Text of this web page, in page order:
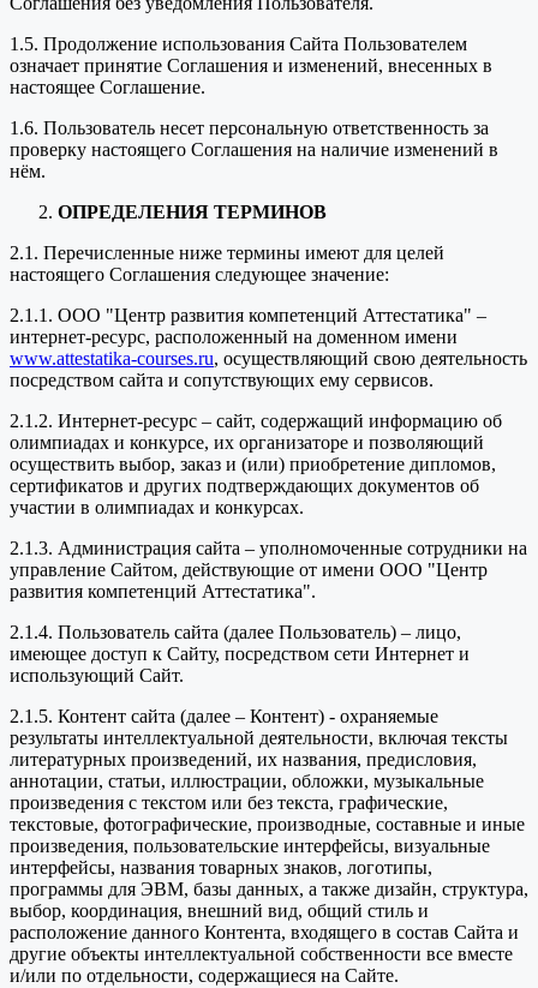
1.5. Продолжение использования Сайта Пользователем
означает принятие Соглашения и изменений, внесенных в
настоящее Соглашение.
1.6. Пользователь несет персональную ответственность за
проверку настоящего Соглашения на наличие изменений в
нём.
ОПРЕДЕЛЕНИЯ ТЕРМИНОВ
2.1. Перечисленные ниже термины имеют для целей
настоящего Соглашения следующее значение:
2.1.1. ООО "Центр развития компетенций Аттестатика" –
интернет-ресурс, расположенный на доменном имени
www.attestatika-courses.ru, осуществляющий свою деятельность
посредством сайта и сопутствующих ему сервисов.
2.1.2. Интернет-ресурс – сайт, содержащий информацию об
олимпиадах и конкурсе, их организаторе и позволяющий
осуществить выбор, заказ и (или) приобретение дипломов,
сертификатов и других подтверждающих документов об
участии в олимпиадах и конкурсах.
2.1.3. Администрация сайта – уполномоченные сотрудники на
управление Сайтом, действующие от имени ООО "Центр
развития компетенций Аттестатика".
2.1.4. Пользователь сайта (далее Пользователь) – лицо,
имеющее доступ к Сайту, посредством сети Интернет и
использующий Сайт.
2.1.5. Контент сайта (далее – Контент) - охраняемые
результаты интеллектуальной деятельности, включая тексты
литературных произведений, их названия, предисловия,
аннотации, статьи, иллюстрации, обложки, музыкальные
произведения с текстом или без текста, графические,
текстовые, фотографические, производные, составные и иные
произведения, пользовательские интерфейсы, визуальные
интерфейсы, названия товарных знаков, логотипы,
программы для ЭВМ, базы данных, а также дизайн, структура,
выбор, координация, внешний вид, общий стиль и
расположение данного Контента, входящего в состав Сайта и
другие объекты интеллектуальной собственности все вместе
и/или по отдельности, содержащиеся на Сайте.